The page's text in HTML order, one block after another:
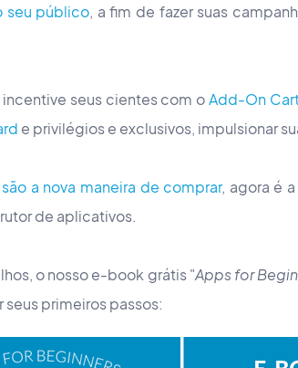
seu público, a fim de fazer suas
seus cientes com oAdd-On
e privilégios e exclusivos, impulsionar
a nova maneira de comprar, agora é
de aplicativos.
o nosso e-book grátis "Apps for
primeiros passos: